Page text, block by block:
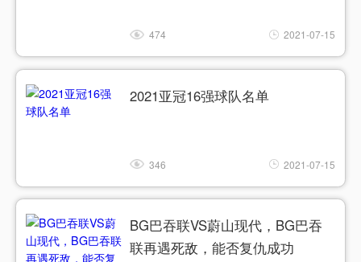
474 2021-07-15
2021亚冠16强球队名单
346 2021-07-15
BG巴吞联VS蔚山现代，BG巴吞
联再遇死敌，能否复仇成功